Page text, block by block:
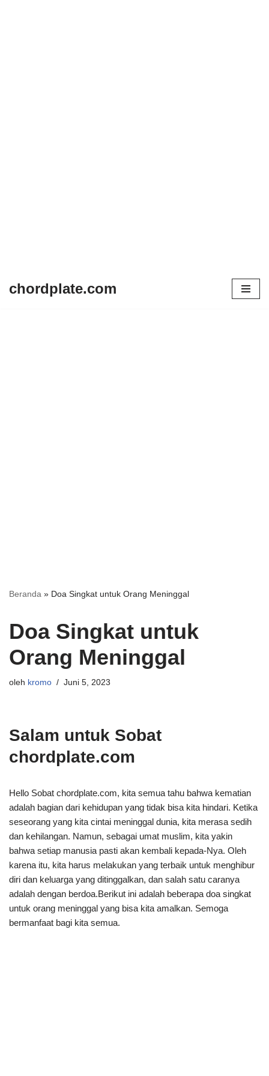
chordplate.com
Beranda » Doa Singkat untuk Orang Meninggal
Doa Singkat untuk
Orang Meninggal
oleh kromo Juni 5, 2023
Salam untuk Sobat
chordplate.com
Hello Sobat chordplate.com, kita semua tahu bahwa kematian
adalah bagian dari kehidupan yang tidak bisa kita hindari. Ketika
seseorang yang kita cintai meninggal dunia, kita merasa sedih
dan kehilangan. Namun, sebagai umat muslim, kita yakin
bahwa setiap manusia pasti akan kembali kepada-Nya. Oleh
karena itu, kita harus melakukan yang terbaik untuk menghibur
diri dan keluarga yang ditinggalkan, dan salah satu caranya
adalah dengan berdoa.Berikut ini adalah beberapa doa singkat
untuk orang meninggal yang bisa kita amalkan. Semoga
bermanfaat bagi kita semua.